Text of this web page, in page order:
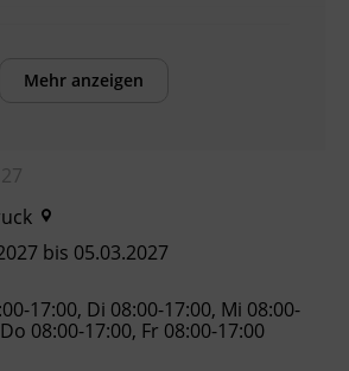
der Ausbildung können die
Grundlagen nach dem
der Verordnung über den
Dampfkesseln und
anwenden.
Funktion von Dampfkesseln
Betrieb und die
Mehr anzeigen
bis 05.03.2027
17:00, Di 08:00-17:00, Mi 08:00-
08:00-17:00, Fr 08:00-17:00